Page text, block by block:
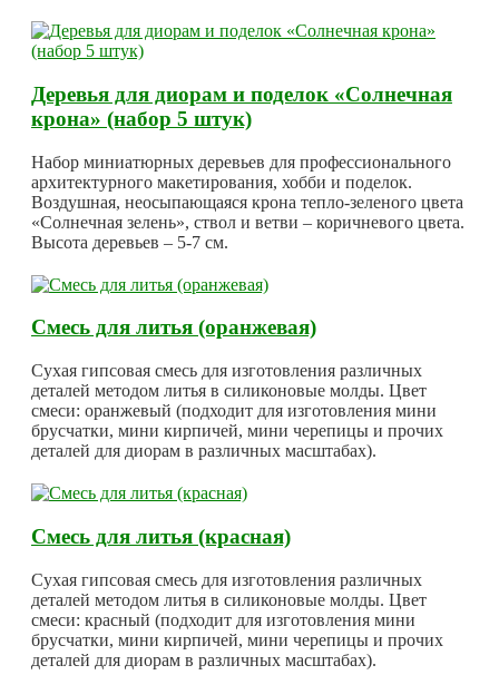
Деревья для диорам и поделок «Солнечная
крона» (набор 5 штук)
Набор миниатюрных деревьев для профессионального
архитектурного макетирования, хобби и поделок.
Воздушная, неосыпающаяся крона тепло-зеленого цвета
«Солнечная зелень», ствол и ветви – коричневого цвета.
Высота деревьев – 5-7 см.
Смесь для литья (оранжевая)
Сухая гипсовая смесь для изготовления различных
деталей методом литья в силиконовые молды. Цвет
смеси: оранжевый (подходит для изготовления мини
брусчатки, мини кирпичей, мини черепицы и прочих
деталей для диорам в различных масштабах).
Смесь для литья (красная)
Сухая гипсовая смесь для изготовления различных
деталей методом литья в силиконовые молды. Цвет
смеси: красный (подходит для изготовления мини
брусчатки, мини кирпичей, мини черепицы и прочих
деталей для диорам в различных масштабах).